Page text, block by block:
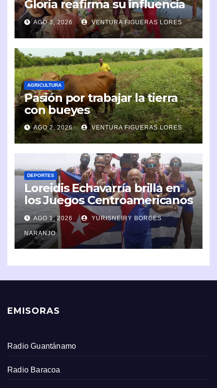
Gloria reafirma su influencia
en la comunidad
AGO 3, 2026 VENTURA FIGUERAS LORES
AGRICULTURA
Pasión por trabajar la tierra
con bueyes
AGO 2, 2026 VENTURA FIGUERAS LORES
DEPORTES
Loreidis Echavarría brilla en
los Juegos Centroamericanos
y del Caribe 2026
AGO 1, 2026 YURISNEIRY BORGES
NARANJO
EMISORAS
Radio Guantánamo
Radio Baracoa